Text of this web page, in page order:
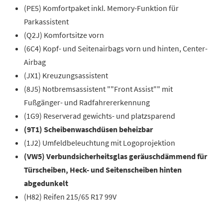
(PE5) Komfortpaket inkl. Memory-Funktion für
Parkassistent
(Q2J) Komfortsitze vorn
(6C4) Kopf- und Seitenairbags vorn und hinten, Center-
Airbag
(JX1) Kreuzungsassistent
(8J5) Notbremsassistent ""Front Assist"" mit
Fußgänger- und Radfahrererkennung
(1G9) Reserverad gewichts- und platzsparend
(9T1) Scheibenwaschdüsen beheizbar
(1J2) Umfeldbeleuchtung mit Logoprojektion
(VW5) Verbundsicherheitsglas geräuschdämmend für
Türscheiben, Heck- und Seitenscheiben hinten
abgedunkelt
(H82) Reifen 215/65 R17 99V